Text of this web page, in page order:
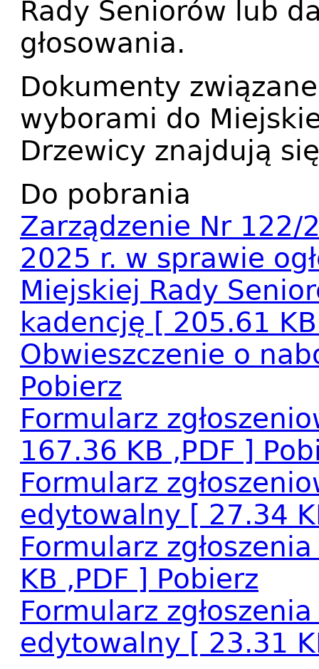
Rady Seniorów lub
głosowania.
Dokumenty
wyborami do
Drzewicy znajdują
Do pobrania
Zarządzenie Nr 122/
2025 r. w sprawie
Miejskiej Rady
kadencję [ 205.61
Obwieszczenie o
Pobierz
Formularz
167.36 KB ,PDF ]
Formularz
edytowalny [ 27.34
Formularz
KB ,PDF ] Pobierz
Formularz
edytowalny [ 23.31